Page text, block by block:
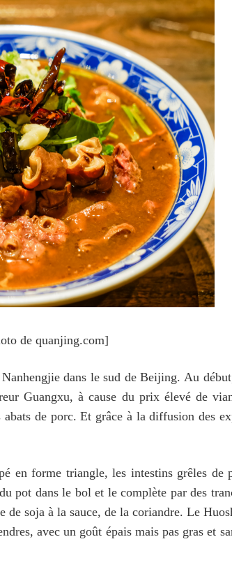
de quanjing.com]
dans le sud de Beijing. Au
Guangxu, à cause du prix élevé de
de porc. Et grâce à la diffusion des
en forme triangle, les intestins grêles de
pot dans le bol et le complète par des
soja à la sauce, de la coriandre. Le
avec un goût épais mais pas gras et